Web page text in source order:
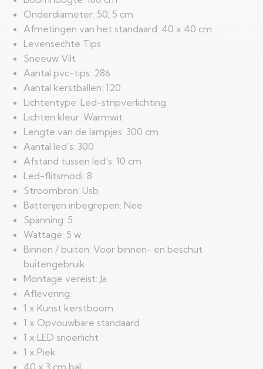
Onderdiameter: 50, 5 cm
Afmetingen van het standaard: 40 x 40 cm
Levensechte Tips
Sneeuw Vilt
Aantal pvc-tips: 286
Aantal kerstballen: 120
Lichtentype: Led-stripverlichting
Lichten kleur: Warmwit
Lengte van de lampjes: 300 cm
Aantal led’s: 300
Afstand tussen led’s: 10 cm
Led-flitsmodi: 8
Stroombron: Usb
Batterijen inbegrepen: Nee
Spanning: 5
Wattage: 5 w
Binnen / buiten: Voor binnen- en beschut
buitengebruik
Montage vereist: Ja
Aflevering:
1 x Kunst kerstboom
1 x Opvouwbare standaard
1 x LED snoerlicht
1 x Piek